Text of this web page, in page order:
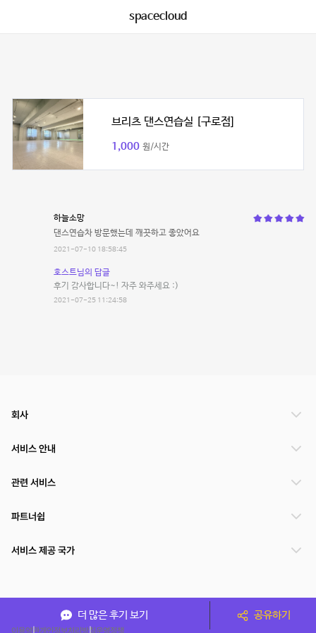
spacecloud
브리츠 댄스연습실 [구로점]
1,000 원/시간
하늘소망
댄스연습차 방문했는데 깨끗하고 좋았어요
2021-07-10 18:58:45
호스트님의 답글
후기 감사합니다~! 자주 와주세요 :)
2021-07-25 11:24:58
더 많은 후기 보기 공유하기
회사
서비스 안내
관련 서비스
파트너쉽
서비스 제공 국가
이용약관개인정보처리방침운영정책